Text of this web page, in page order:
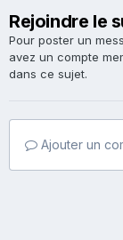
Rejoindre le
Pour poster un
avez un compte
dans ce sujet.
Ajouter un